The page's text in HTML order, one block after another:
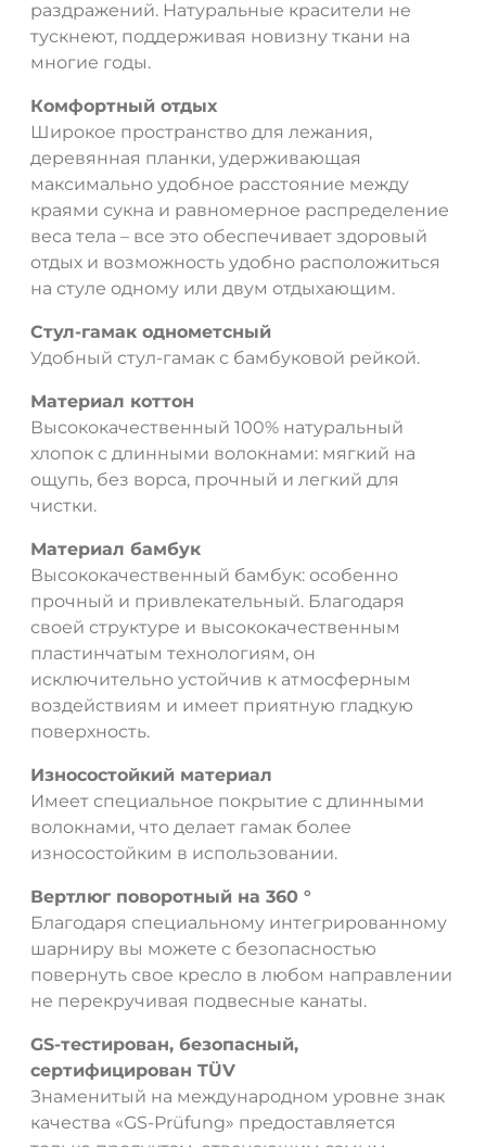
раздражений. Натуральные красители не
тускнеют, поддерживая новизну ткани на
многие годы.
Комфортный отдых
Широкое пространство для лежания,
деревянная планки, удерживающая
максимально удобное расстояние между
краями сукна и равномерное распределение
веса тела – все это обеспечивает здоровый
отдых и возможность удобно расположиться
на стуле одному или двум отдыхающим.
Стул-гамак однометсный
Удобный стул-гамак с бамбуковой рейкой.
Материал коттон
Высококачественный 100% натуральный
хлопок с длинными волокнами: мягкий на
ощупь, без ворса, прочный и легкий для
чистки.
Материал бамбук
Высококачественный бамбук: особенно
прочный и привлекательный. Благодаря
своей структуре и высококачественным
пластинчатым технологиям, он
исключительно устойчив к атмосферным
воздействиям и имеет приятную гладкую
поверхность.
Износостойкий материал
Имеет специальное покрытие с длинными
волокнами, что делает гамак более
износостойким в использовании.
Вертлюг поворотный на 360 °
Благодаря специальному интегрированному
шарниру вы можете с безопасностью
повернуть свое кресло в любом направлении
не перекручивая подвесные канаты.
GS-тестирован, безопасный,
сертифицирован TÜV
Знаменитый на международном уровне знак
качества «GS-Prüfung» предоставляется